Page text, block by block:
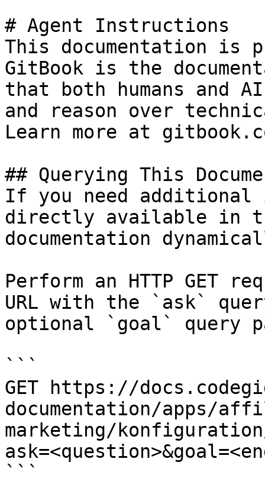
# Agent Instructions
This documentation is
GitBook is the
that both humans and
and reason over
Learn more at
## Querying This
If you need
directly available in
documentation
Perform an HTTP GET
URL with the `ask`
optional `goal` query
```
GET https://
documentation/apps/
marketing/
```